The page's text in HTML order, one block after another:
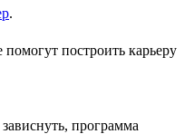
.
программа